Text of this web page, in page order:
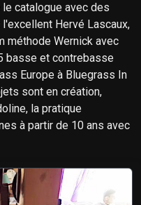
catalogue avec des
Hervé Lascaux,
méthode Wernick avec
basse et contrebasse
Europe à Bluegrass In
sont en création,
la pratique
à partir de 10 ans avec